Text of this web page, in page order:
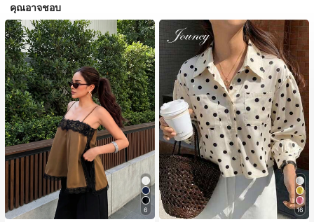
คุณอาจชอบ
6
#1 ขายดี
ใน สีกากี เสื้อสตรี เสื้อเบลาส์ & Tee
ลูกค้ากลับมาซื้อซ้ำ!
16